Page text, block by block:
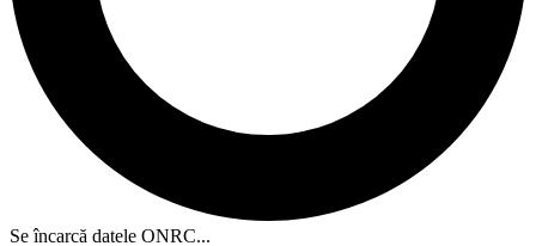
Se încarcă datele ONRC...